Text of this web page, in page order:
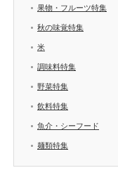
果物・フルーツ特集
秋の味覚特集
米
調味料特集
野菜特集
飲料特集
魚介・シーフード
麺類特集